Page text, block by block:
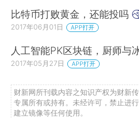
比特币打败黄金，还能投吗
2017年06月01日 APP打开
人工智能PK区块链，厨师与
2017年05月27日 APP打开
财新网所刊载内容之知识产权为财新
专属所有或持有。未经许可，禁止进
建立镜像等任何使用。